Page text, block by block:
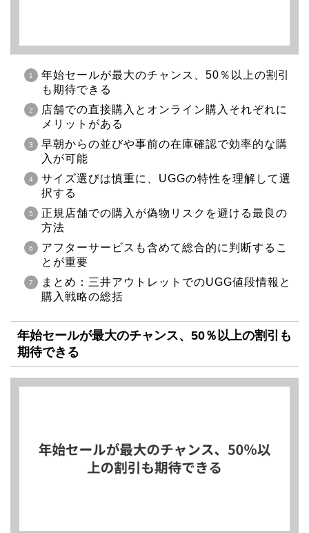
年始セールが最大のチャンス、50％以上の割引
も期待できる
店舗での直接購入とオンライン購入それぞれに
メリットがある
早朝からの並びや事前の在庫確認で効率的な購
入が可能
サイズ選びは慎重に、UGGの特性を理解して選
択する
正規店舗での購入が偽物リスクを避ける最良の
方法
アフターサービスも含めて総合的に判断するこ
とが重要
まとめ：三井アウトレットでのUGG値段情報と
購入戦略の総括
年始セールが最大のチャンス、50％以上の割引も
期待できる